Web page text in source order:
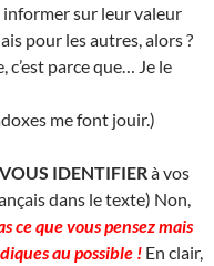
sur leur valeur
pour les autres, alors ?
c’est parce que… Je le
me font jouir.)
VOUS IDENTIFIERà vos
dans le texte) Non,
ce que vous pensez mais
au possible ! En clair,